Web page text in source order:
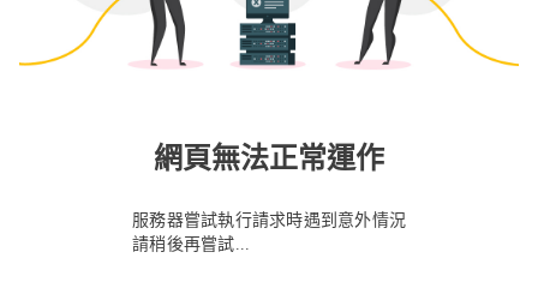
網頁無法正常運作
服務器嘗試執行請求時遇到意外情況
請稍後再嘗試...